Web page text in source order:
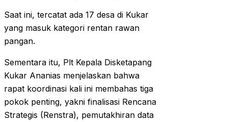
Saat ini, tercatat ada 17 desa di Kukar
yang masuk kategori rentan rawan
pangan.
Sementara itu, Plt Kepala Disketapang
Kukar Ananias menjelaskan bahwa
rapat koordinasi kali ini membahas tiga
pokok penting, yakni finalisasi Rencana
Strategis (Renstra), pemutakhiran data